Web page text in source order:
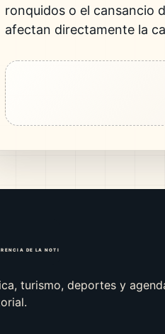
ronquidos o el cansancio
afectan directamente la
turismo, deportes y